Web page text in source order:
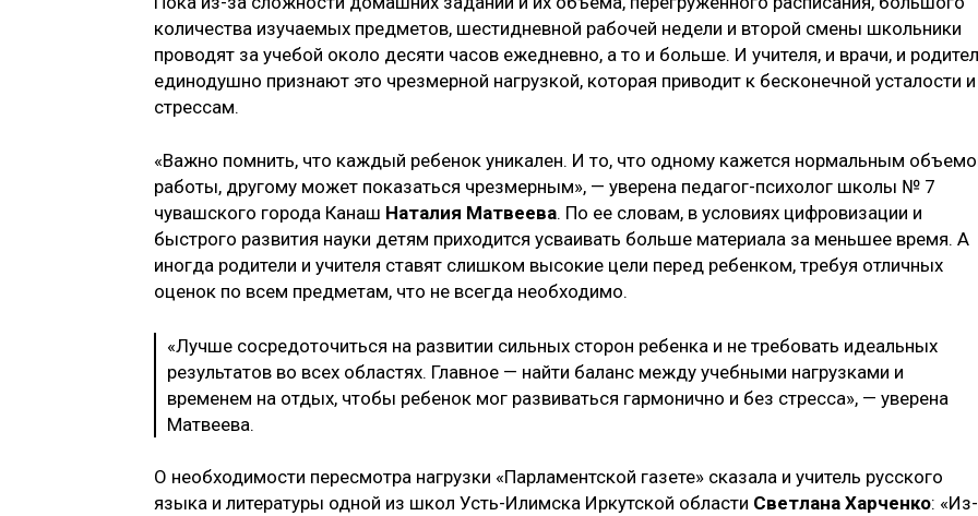
количества изучаемых предметов, шестидневной рабочей недели и второй смены школьники
проводят за учебой около десяти часов ежедневно, а то и больше. И учителя, и врачи, и
единодушно признают это чрезмерной нагрузкой, которая приводит к бесконечной усталости и
стрессам.
«Важно помнить, что каждый ребенок уникален. И то, что одному кажется нормальным
работы, другому может показаться чрезмерным», — уверена педагог-психолог школы № 7
чувашского города Канаш Наталия Матвеева. По ее словам, в условиях цифровизации и
быстрого развития науки детям приходится усваивать больше материала за меньшее время. А
иногда родители и учителя ставят слишком высокие цели перед ребенком, требуя отличных
оценок по всем предметам, что не всегда необходимо.
«Лучше сосредоточиться на развитии сильных сторон ребенка и не требовать идеальных
результатов во всех областях. Главное — найти баланс между учебными нагрузками и
временем на отдых, чтобы ребенок мог развиваться гармонично и без стресса», — уверена
Матвеева.
О необходимости пересмотра нагрузки «Парламентской газете» сказала и учитель русского
языка и литературы одной из школ Усть-Илимска Иркутской области Светлана Харченко: «Из-